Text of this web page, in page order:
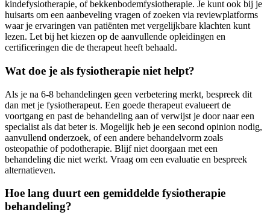
kindefysiotherapie, of bekkenbodemfysiotherapie. Je kunt ook bij je
huisarts om een aanbeveling vragen of zoeken via reviewplatforms
waar je ervaringen van patiënten met vergelijkbare klachten kunt
lezen. Let bij het kiezen op de aanvullende opleidingen en
certificeringen die de therapeut heeft behaald.
Wat doe je als fysiotherapie niet helpt?
Als je na 6-8 behandelingen geen verbetering merkt, bespreek dit
dan met je fysiotherapeut. Een goede therapeut evalueert de
voortgang en past de behandeling aan of verwijst je door naar een
specialist als dat beter is. Mogelijk heb je een second opinion nodig,
aanvullend onderzoek, of een andere behandelvorm zoals
osteopathie of podotherapie. Blijf niet doorgaan met een
behandeling die niet werkt. Vraag om een evaluatie en bespreek
alternatieven.
Hoe lang duurt een gemiddelde fysiotherapie
behandeling?